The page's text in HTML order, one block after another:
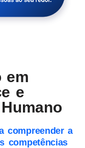
em
e
compreender a
competências